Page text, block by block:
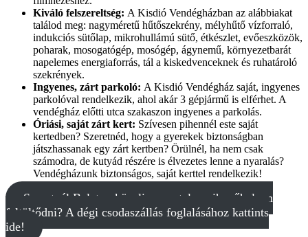
Kiváló felszereltség: A Kisdió Vendégházban az alábbiakat
találod meg: nagyméretű hűtőszekrény, mélyhűtő vízforraló,
indukciós sütőlap, mikrohullámú sütő, étkészlet, evőeszközök,
poharak, mosogatógép, mosógép, ágynemű, környezetbarát
napelemes energiaforrás, tál a kiskedvenceknek és ruhatároló
szekrények.
Ingyenes, zárt parkoló: A Kisdió Vendégház saját, ingyenes
parkolóval rendelkezik, ahol akár 3 gépjármű is elférhet. A
vendégház előtti utca szakaszon ingyenes a parkolás.
Óriási, saját zárt kert: Szívesen pihennél este saját
kertedben? Szeretnéd, hogy a gyerekek biztonságban
játszhassanak egy zárt kertben? Örülnél, ha nem csak
számodra, de kutyád részére is élvezetes lenne a nyaralás?
Vendégházunk biztonságos, saját kerttel rendelkezik!
Szeretnél Balaton közeli, zavartalan pihenőhelyen
feltöltődni? A dégi csodaszállás foglalásához kattints
ide!